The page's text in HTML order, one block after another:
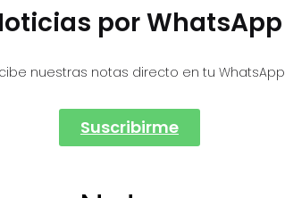
por WhatsApp
nuestras notas directo en tu WhatsApp
Suscribirme